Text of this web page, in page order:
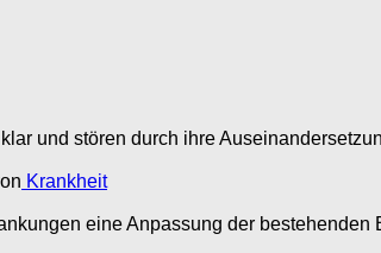
und stören durch ihre
Krankheit
eine Anpassung der